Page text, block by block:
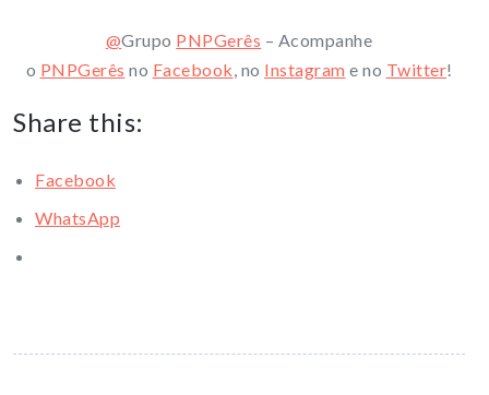
@Grupo PNPGerês – Acompanhe
o PNPGerês no Facebook, no Instagram e no Twitter!
Share this:
Facebook
WhatsApp